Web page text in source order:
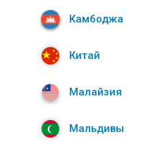
Камбоджа
Китай
Малайзия
Мальдивы